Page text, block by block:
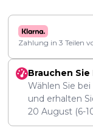
Zahlung in 3 Teilen
Brauchen
Wählen Sie
und erhalten
20 August (6-